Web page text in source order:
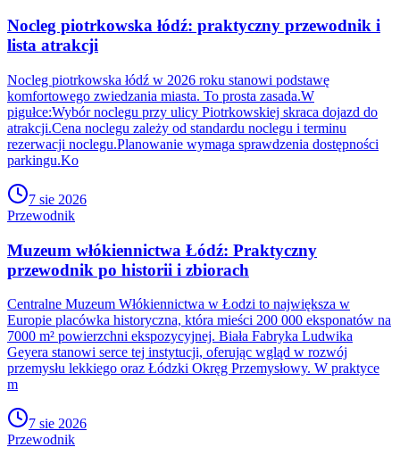
Nocleg piotrkowska łódź: praktyczny przewodnik i
lista atrakcji
Nocleg piotrkowska łódź w 2026 roku stanowi podstawę
komfortowego zwiedzania miasta. To prosta zasada.W
pigułce:Wybór noclegu przy ulicy Piotrkowskiej skraca dojazd do
atrakcji.Cena noclegu zależy od standardu noclegu i terminu
rezerwacji noclegu.Planowanie wymaga sprawdzenia dostępności
parkingu.Ko
7 sie 2026
Przewodnik
Muzeum włókiennictwa Łódź: Praktyczny
przewodnik po historii i zbiorach
Centralne Muzeum Włókiennictwa w Łodzi to największa w
Europie placówka historyczna, która mieści 200 000 eksponatów na
7000 m² powierzchni ekspozycyjnej. Biała Fabryka Ludwika
Geyera stanowi serce tej instytucji, oferując wgląd w rozwój
przemysłu lekkiego oraz Łódzki Okręg Przemysłowy. W praktyce
m
7 sie 2026
Przewodnik